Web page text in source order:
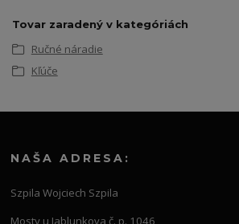
Tovar zaradený v kategóriách
Ručné náradie
Kľúče
NAŠA ADRESA:
Szpila Wojciech Szpila
Mosty u Jablunkova č. p. 1046